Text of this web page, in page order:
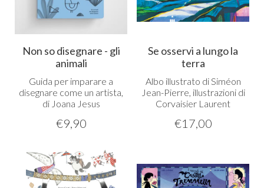
Non so disegnare - gli
animali
Guida per imparare a
disegnare come un artista,
di Joana Jesus
€9,90
Se osservi a lungo la
terra
Albo illustrato di Siméon
Jean-Pierre, illustrazioni di
Corvaisier Laurent
€17,00